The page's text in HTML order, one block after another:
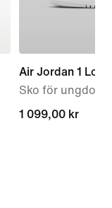
Air Jordan 1 Low
Sko för ungdom
1 099,00 kr
1 099,00 kr